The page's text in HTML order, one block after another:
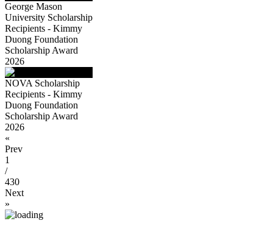
George Mason
University Scholarship
Recipients - Kimmy
Duong Foundation
Scholarship Award
2026
NOVA Scholarship
Recipients - Kimmy
Duong Foundation
Scholarship Award
2026
«
Prev
1
/
430
Next
»